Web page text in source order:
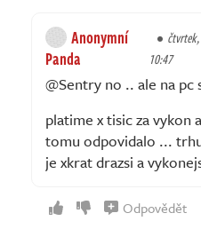
Anonymní
Panda
10:47
@Sentry no .. ale na pc
platime x tisic za vykon
tomu odpovidalo ...
je xkrat drazsi a
Odpovědět